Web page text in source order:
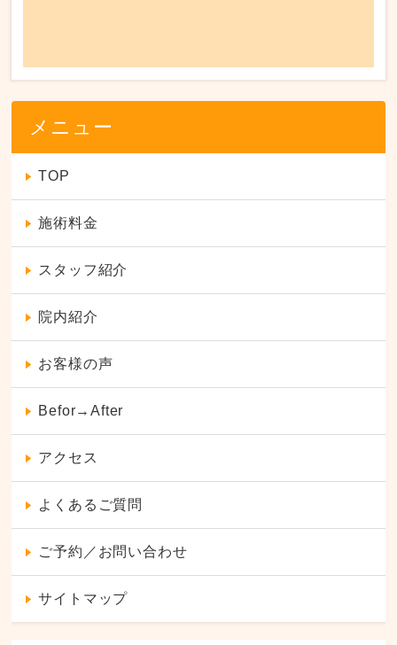
メニュー
TOP
施術料金
スタッフ紹介
院内紹介
お客様の声
Befor→After
アクセス
よくあるご質問
ご予約／お問い合わせ
サイトマップ